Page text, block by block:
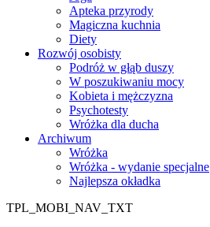
Apteka przyrody
Magiczna kuchnia
Diety
Rozwój osobisty
Podróż w głąb duszy
W poszukiwaniu mocy
Kobieta i mężczyzna
Psychotesty
Wróżka dla ducha
Archiwum
Wróżka
Wróżka - wydanie specjalne
Najlepsza okładka
TPL_MOBI_NAV_TXT